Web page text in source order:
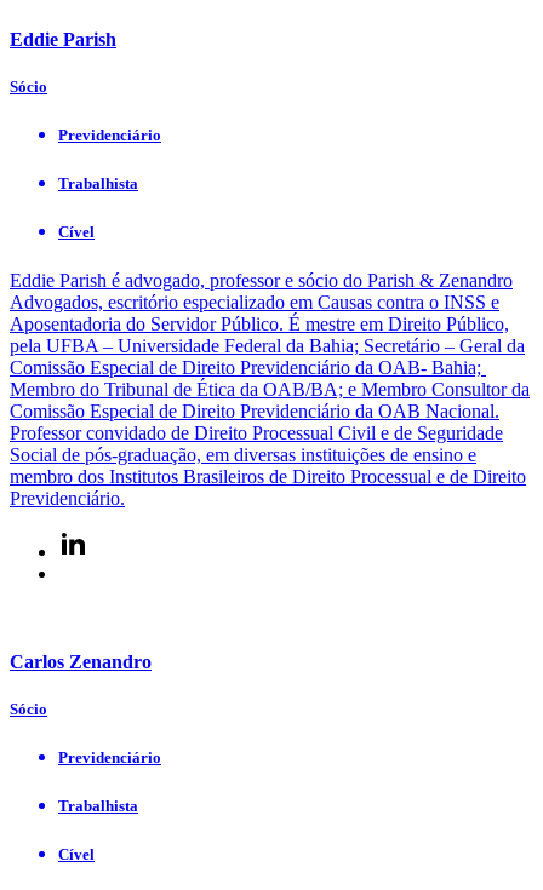
Eddie Parish
Sócio
Previdenciário
Trabalhista
Cível
Eddie Parish é advogado, professor e sócio do Parish & Zenandro
Advogados, escritório especializado em Causas contra o INSS e
Aposentadoria do Servidor Público. É mestre em Direito Público,
pela UFBA – Universidade Federal da Bahia; Secretário – Geral da
Comissão Especial de Direito Previdenciário da OAB- Bahia;
Membro do Tribunal de Ética da OAB/BA; e Membro Consultor da
Comissão Especial de Direito Previdenciário da OAB Nacional.
Professor convidado de Direito Processual Civil e de Seguridade
Social de pós-graduação, em diversas instituições de ensino e
membro dos Institutos Brasileiros de Direito Processual e de Direito
Previdenciário.
Carlos Zenandro
Sócio
Previdenciário
Trabalhista
Cível